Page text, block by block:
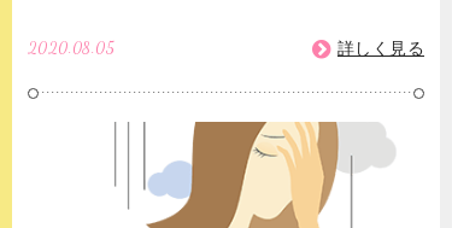
2020.08.05 詳しく見る